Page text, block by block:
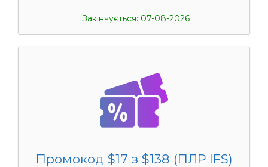
Закінчується: 07-08-2026
Промокод $17 з $138 (ПЛР IFS)